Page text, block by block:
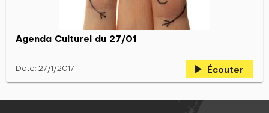
Agenda Culturel du 27/01
Date: 27/1/2017 play_arrow Écouter